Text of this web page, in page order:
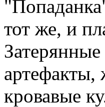
тот же, и
артефакты,
кровавые